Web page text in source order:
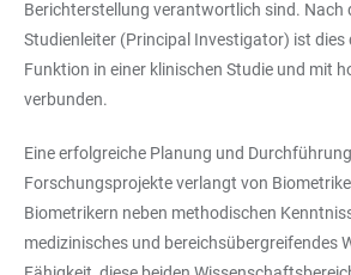
Berichterstellung verantwortlich sind. Nach
Studienleiter (Principal Investigator) ist
Funktion in einer klinischen Studie und mit
verbunden.
Eine erfolgreiche Planung und
Forschungsprojekte verlangt von
Biometrikern neben methodischen
medizinisches und bereichsübergreifendes